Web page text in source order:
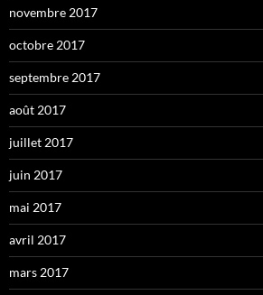
novembre 2017
octobre 2017
septembre 2017
août 2017
juillet 2017
juin 2017
mai 2017
avril 2017
mars 2017